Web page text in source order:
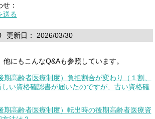
：
送る
更新日： 2026/03/30
にもこんなQ&Aも参照しています。
期高齢者医療制度）負担割合が変わり（１割、
しい資格確認書が届いたのですが、古い資格確
期高齢者医療制度）転出時の後期高齢者医療資